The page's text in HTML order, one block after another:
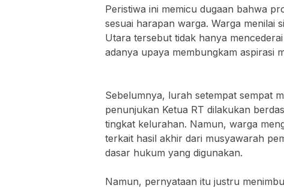
‎Peristiwa ini memicu dugaan bahwa
sesuai harapan warga. Warga menilai
Utara tersebut tidak hanya
adanya upaya membungkam aspirasi
‎Sebelumnya, lurah setempat sempat
penunjukan Ketua RT dilakukan
tingkat kelurahan. Namun, warga
terkait hasil akhir dari musyawarah
dasar hukum yang digunakan.
‎Namun, pernyataan itu justru